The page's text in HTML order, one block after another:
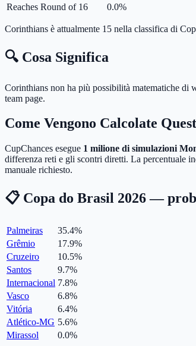
Reaches Round of 16
0.0%
Corinthians è attualmente 15 nella classifica di
🔍 Cosa Significa
Corinthians non ha più possibilità matematiche di
team page.
Come Vengono Calcolate
CupChances esegue 1 milione di simulazioni
differenza reti e gli scontri diretti. La percentuale
manuale richiesto.
📋 Copa do Brasil 2026 —
Palmeiras 35.4%
Grêmio
17.9%
Cruzeiro
10.5%
Santos
9.7%
Internacional 7.8%
Vasco
6.8%
Vitória
6.4%
Atlético-MG 5.6%
Mirassol
0.0%